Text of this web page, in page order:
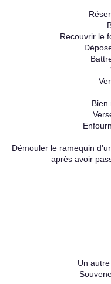
Recouvrir le
Bien
Démouler le ramequin
après avoir
Un